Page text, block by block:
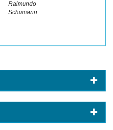
Raimundo
Schumann